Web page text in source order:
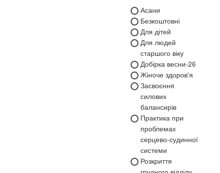
Асани
Безкоштовні
Для дітей
Для людей
старшого віку
Добірка весни-26
Жіноче здоров'я
Засвоєння
силових
балансирів
Практика при
проблемах
серцево-судинної
системи
Розкриття